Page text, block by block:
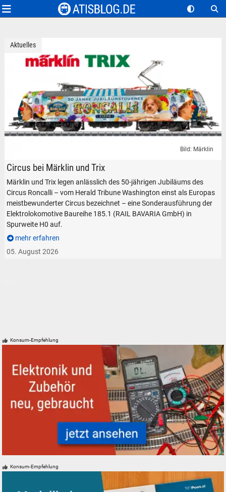
Märklin TRIX Circus Roncalli Elektrolokomotive Baureihe 185 Modell in
Bild: Märklin
Circus bei Märklin und Trix
Märklin und Trix legen anlässlich des 50-jährigen Jubiläums des
Circus Roncalli – vom Herald Tribune Washington einst als Europas
meistbewunderter Circus bezeichnet – eine Sonderausführung der
Elektrolokomotive Baureihe 185.1 (RAIL BAVARIA GmbH) in
Spurweite H0 auf.
mehr erfahren
05. August 2026
Aktuelles
Konsum-Empfehlung
Konsum-Empfehlung